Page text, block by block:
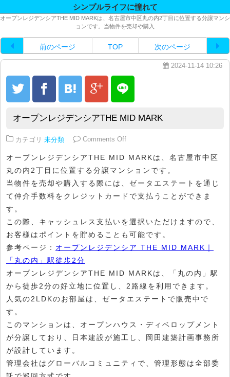
シンプルライフに憧れて
オープンレジデンシアTHE MID MARKは、名古屋市中区丸の内2丁目に位置する分譲マンシ
ョンです。当物件を売却や購入
前のページ TOP 次のページ
2024-11-14 10:26
オープンレジデンシアTHE MID MARK
カテゴリ 未分類 Comments Offon オープンレジデンシアTHE
オープンレジデンシアTHE MID MARKは、名古屋市中区
丸の内2丁目に位置する分譲マンションです。
当物件を売却や購入する際には、ゼータエステートを通じ
て仲介手数料をクレジットカードで支払うことができま
す。
この際、キャッシュレス支払いを選択いただけますので、
お客様はポイントを貯めることも可能です。
参考ページ： オープンレジデンシア THE MID MARK｜
「丸の内」駅徒歩2分
オープンレジデンシアTHE MID MARKは、「丸の内」駅
から徒歩2分の好立地に位置し、2路線を利用できます。
人気の2LDKのお部屋は、ゼータエステートで販売中で
す。
このマンションは、オープンハウス・ディベロップメント
が分譲しており、日本建設が施工し、岡田建築計画事務所
が設計しています。
管理会社はグローバルコミュニティで、管理形態は全部委